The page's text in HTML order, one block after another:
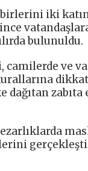
iki
bulunuldu.
ve